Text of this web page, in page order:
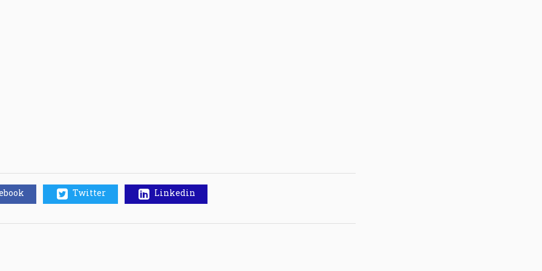
Twitter Linkedin